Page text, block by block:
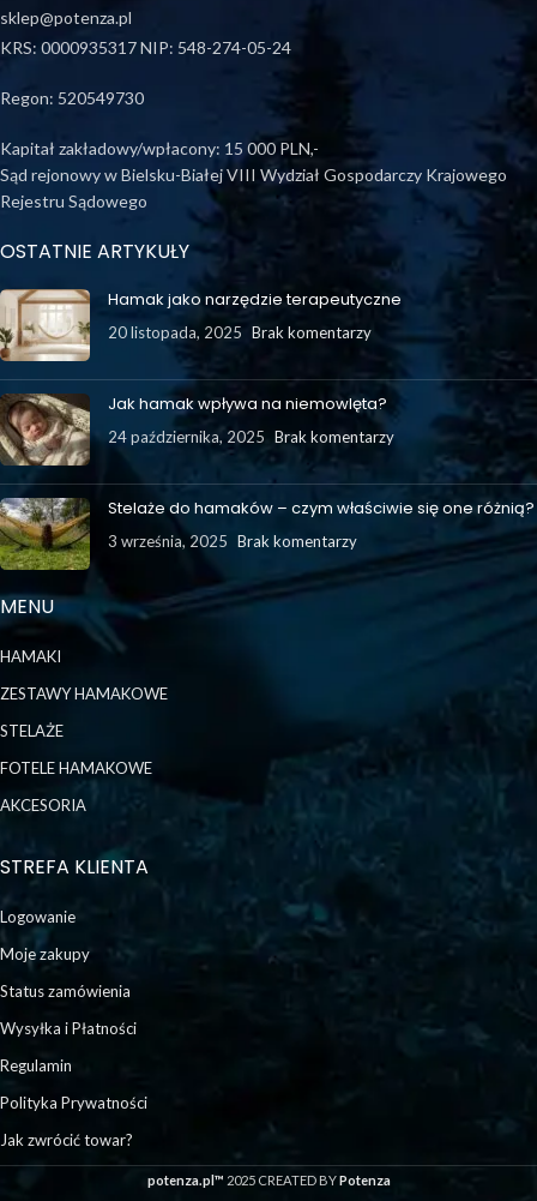
sklep@potenza.pl
KRS: 0000935317 NIP: 548-274-05-24
Regon: 520549730
Kapitał zakładowy/wpłacony: 15 000 PLN,-
Sąd rejonowy w Bielsku-Białej VIII Wydział Gospodarczy Krajowego
Rejestru Sądowego
OSTATNIE ARTYKUŁY
Hamak jako narzędzie terapeutyczne
20 listopada, 2025 Brak komentarzy
Jak hamak wpływa na niemowlęta?
24 października, 2025 Brak komentarzy
Stelaże do hamaków – czym właściwie się one różnią?
3 września, 2025 Brak komentarzy
MENU
HAMAKI
ZESTAWY HAMAKOWE
STELAŻE
FOTELE HAMAKOWE
AKCESORIA
STREFA KLIENTA
Logowanie
Moje zakupy
Status zamówienia
Wysyłka i Płatności
Regulamin
Polityka Prywatności
Jak zwrócić towar?
potenza.pl™ 2025 CREATED BYPotenza